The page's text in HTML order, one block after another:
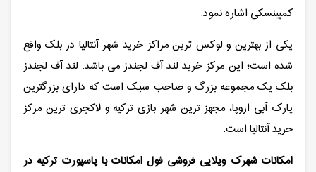
کمپینسکی اشاره نمود.
یکی از بهترین و لوکس ترین مراکز خرید شهر آنتالیا در بلک واقع
شده است؛ این مرکز خرید لند آف لجندز می باشد. لند آف لجندز
بلک یک مجموعه بزرگ و صاحب سبک است که دارای بزرگترین
پارک آبی اروپا، مجهز ترین شهر بازی ترکیه و لاکچری ترین مرکز
خرید آنتالیا است.
امکانات شهرک ویلایی فروشی فول امکانات با پاسپورت ترکیه در